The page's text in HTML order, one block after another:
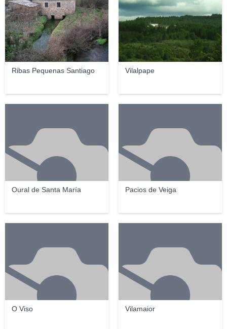
Ribas Pequenas Santiago Vilalpape
Oural de Santa María Pacios de Veiga
O Viso Vilamaior